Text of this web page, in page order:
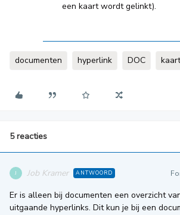
een kaart wordt gelinkt).
documenten hyperlink DOC kaart
5 reacties
J Job Kramer ANTWOORD
Er is alleen bij documenten een overzicht
uitgaande hyperlinks. Dit kun je bij een